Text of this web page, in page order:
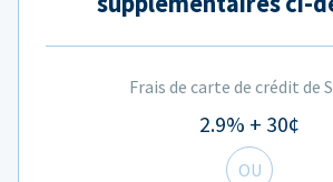
Frais de carte de crédit de
2.9% + 30¢
OU